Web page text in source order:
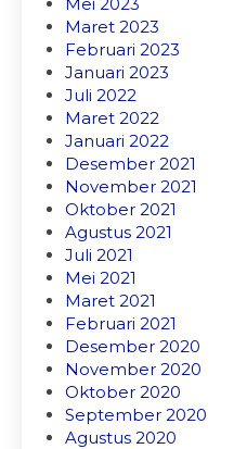
Maret 2023
Februari 2023
Januari 2023
Juli 2022
Maret 2022
Januari 2022
Desember 2021
November 2021
Oktober 2021
Agustus 2021
Juli 2021
Mei 2021
Maret 2021
Februari 2021
Desember 2020
November 2020
Oktober 2020
September 2020
Agustus 2020